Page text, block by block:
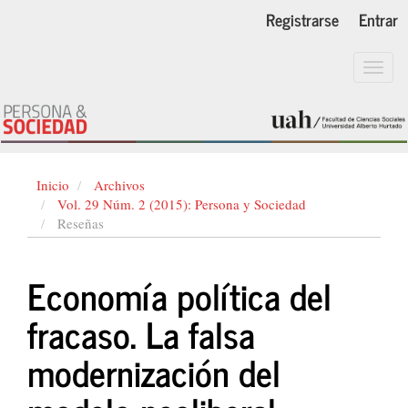
lateral
Registrarse
Entrar
Inicio
Archivos
Vol. 29 Núm. 2 (2015): Persona y Sociedad
Reseñas
Economía política del
fracaso. La falsa
modernización del